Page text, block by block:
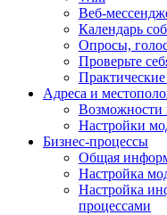
Веб-
Календарь
Опросы,
Проверьте
Практические
Адреса и
Возможности
Настройки
Бизнес-процессы
Общая
Настройка
Настройка
процессами